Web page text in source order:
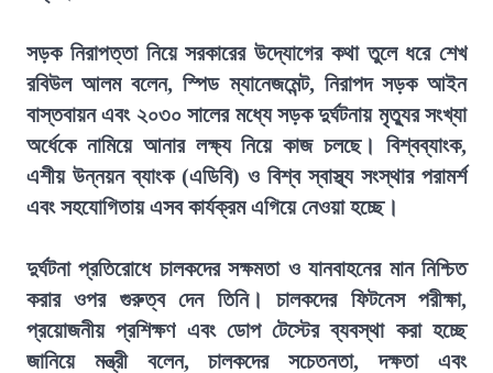
সড়ক নিরাপত্তা নিয়ে সরকারের উদ্যোগের কথা তুলে ধরে শেখ
রবিউল আলম বলেন, স্পিড ম্যানেজমেন্ট, নিরাপদ সড়ক আইন
বাস্তবায়ন এবং ২০৩০ সালের মধ্যে সড়ক দুর্ঘটনায় মৃত্যুর সংখ্যা
অর্ধেকে নামিয়ে আনার লক্ষ্য নিয়ে কাজ চলছে। বিশ্বব্যাংক,
এশীয় উন্নয়ন ব্যাংক (এডিবি) ও বিশ্ব স্বাস্থ্য সংস্থার পরামর্শ
এবং সহযোগিতায় এসব কার্যক্রম এগিয়ে নেওয়া হচ্ছে।
দুর্ঘটনা প্রতিরোধে চালকদের সক্ষমতা ও যানবাহনের মান নিশ্চিত
করার ওপর গুরুত্ব দেন তিনি। চালকদের ফিটনেস পরীক্ষা,
প্রয়োজনীয় প্রশিক্ষণ এবং ডোপ টেস্টের ব্যবস্থা করা হচ্ছে
জানিয়ে মন্ত্রী বলেন, চালকদের সচেতনতা, দক্ষতা এবং